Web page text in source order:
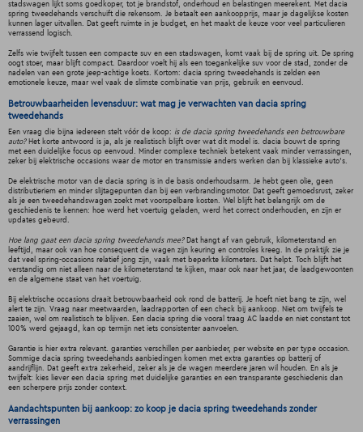
stadswagen lijkt soms goedkoper, tot je brandstof, onderhoud en belastingen meerekent. Met dacia
spring tweedehands verschuift die rekensom. Je betaalt een aankoopprijs, maar je dagelijkse kosten
kunnen lager uitvallen. Dat geeft ruimte in je budget, en het maakt de keuze voor veel particulieren
verrassend logisch.
Zelfs wie twijfelt tussen een compacte suv en een stadswagen, komt vaak bij de spring uit. De spring
oogt stoer, maar blijft compact. Daardoor voelt hij als een toegankelijke suv voor de stad, zonder de
nadelen van een grote jeep-achtige koets. Kortom: dacia spring tweedehands is zelden een
emotionele keuze, maar wel vaak de slimste combinatie van prijs, gebruik en eenvoud.
Betrouwbaarheiden levensduur: wat mag je verwachten van dacia spring
tweedehands
Een vraag die bijna iedereen stelt vóór de koop: is de dacia spring tweedehands een betrouwbare
auto?Het korte antwoord is ja, als je realistisch blijft over wat dit model is. dacia bouwt de spring
met een duidelijke focus op eenvoud. Minder complexe techniek betekent vaak minder verrassingen,
zeker bij elektrische occasions waar de motor en transmissie anders werken dan bij klassieke auto's.
De elektrische motor van de dacia spring is in de basis onderhoudsarm. Je hebt geen olie, geen
distributieriem en minder slijtagepunten dan bij een verbrandingsmotor. Dat geeft gemoedsrust, zeker
als je een tweedehandswagen zoekt met voorspelbare kosten. Wel blijft het belangrijk om de
geschiedenis te kennen: hoe werd het voertuig geladen, werd het correct onderhouden, en zijn er
updates gebeurd.
Hoe lang gaat een dacia spring tweedehands mee?Dat hangt af van gebruik, kilometerstand en
leeftijd, maar ook van hoe consequent de wagen zijn keuring en controles kreeg. In de praktijk zie je
dat veel spring-occasions relatief jong zijn, vaak met beperkte kilometers. Dat helpt. Toch blijft het
verstandig om niet alleen naar de kilometerstand te kijken, maar ook naar het jaar, de laadgewoonten
en de algemene staat van het voertuig.
Bij elektrische occasions draait betrouwbaarheid ook rond de batterij. Je hoeft niet bang te zijn, wel
alert te zijn. Vraag naar meetwaarden, laadrapporten of een check bij aankoop. Niet om twijfels te
zaaien, wel om realistisch te blijven. Een dacia spring die vooral traag AC laadde en niet constant tot
100% werd gejaagd, kan op termijn net iets consistenter aanvoelen.
Garantie is hier extra relevant. garanties verschillen per aanbieder, per website en per type occasion.
Sommige dacia spring tweedehands aanbiedingen komen met extra garanties op batterij of
aandrijflijn. Dat geeft extra zekerheid, zeker als je de wagen meerdere jaren wil houden. En als je
twijfelt: kies liever een dacia spring met duidelijke garanties en een transparante geschiedenis dan
een scherpere prijs zonder context.
Aandachtspunten bij aankoop: zo koop je dacia spring tweedehands zonder
verrassingen